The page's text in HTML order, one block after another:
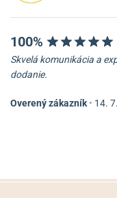
100%
Skvelá komunikácia a
dodanie.
Overený zákazník • 14.